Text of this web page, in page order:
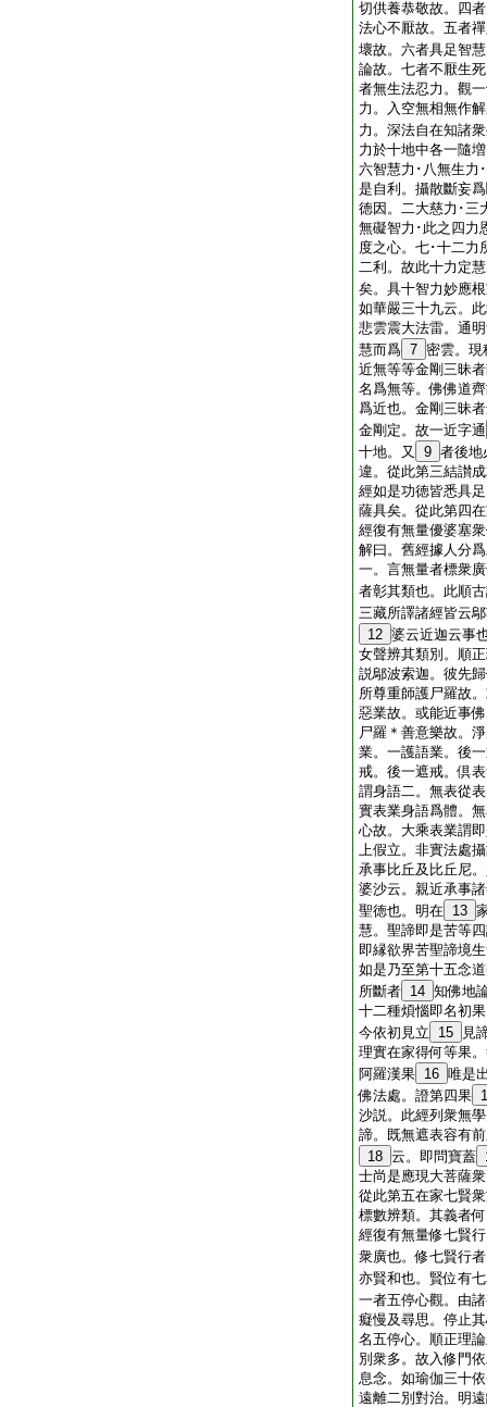
切供養恭敬故。四
法心不厭故。五者
壞故。六者具足智
論故。七者不厭生
者無生法忍力。觀
力。入空無相無作
力。深法自在知諸
力於十地中各一隨
六智慧力･八無生力
是自利。攝散斷妄
徳因。二大慈力･三
無礙智力･此之四力
度之心。七･十二力
二利。故此十力定
矣。具十智力妙應
如華嚴三十九云。
悲雲震大法雷。通
慧而爲 7 密雲。現
近無等等金剛三昧
名爲無等。佛佛道
爲近也。金剛三昧
金剛定。故一近字通
十地。又
9 者後地
違。從此第三結讃
經如是功徳皆悉具
薩具矣。從此第四
經復有無量優婆塞
解曰。舊經據人分
一。言無量者標衆
者彰其類也。此順
三藏所譯諸經皆云
12 婆云近迦云事
女聲辨其類別。順
説鄔波索迦。彼先
所尊重師護尸羅故
惡業故。或能近事
尸羅＊善意樂故。
業。一護語業。後
戒。後一遮戒。倶
謂身語二。無表從
實表業身語爲體。
心故。大乘表業謂
上假立。非實法處
承事比丘及比丘尼
婆沙云。親近承事
聖徳也。明在 13
慧。聖諦即是苦等
即縁欲界苦聖諦境
如是乃至第十五念
所斷者 14 知佛地
十二種煩惱即名初
今依初見立
15
見
理實在家得何等果
阿羅漢果 16 唯是
佛法處。證第四果
沙説。此經列衆無
諦。既無遮表容有
18 云。即問寶蓋
士尚是應現大菩薩
從此第五在家七賢
標數辨類。其義者何
經復有無量修七賢
衆廣也。修七賢行
亦賢和也。賢位有
一者五停心觀。由
癡慢及尋思。停止
名五停心。順正理
別衆多。故入修門
息念。如瑜伽三十
遠離二別對治。明